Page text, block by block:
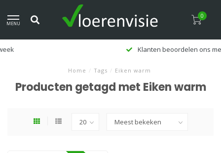
MENU
0
Klanten beoordelen ons met een 9,5
Home / Tags / Eiken warm
Producten getagd met Eiken warm